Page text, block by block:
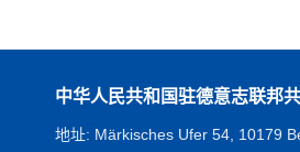
中华人民共和国驻德意志联邦
地址: Märkisches Ufer 54, 10179